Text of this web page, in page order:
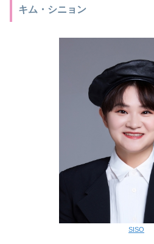
キム・シニョン
SISO